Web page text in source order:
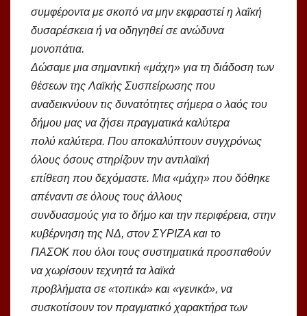
συμφέροντα με σκοπό να μην εκφραστεί η λαϊκή
δυσαρέσκεια ή να οδηγηθεί σε ανώδυνα
μονοπάτια.
Δώσαμε μια σημαντική «μάχη» για τη διάδοση των
θέσεων της Λαϊκής Συσπείρωσης που
αναδεικνύουν τις δυνατότητες σήμερα ο λαός του
δήμου μας να ζήσει πραγματικά καλύτερα
πολύ καλύτερα. Που αποκαλύπτουν συγχρόνως
όλους όσους στηρίζουν την αντιλαϊκή
επίθεση που δεχόμαστε. Μια «μάχη» που δόθηκε
απέναντι σε όλους τους άλλους
συνδυασμούς για το δήμο και την περιφέρεια, στην
κυβέρνηση της ΝΔ, στον ΣΥΡΙΖΑ και το
ΠΑΣΟΚ που όλοι τους συστηματικά προσπαθούν
να χωρίσουν τεχνητά τα λαϊκά
προβλήματα σε «τοπικά» και «γενικά», να
συσκοτίσουν τον πραγματικό χαρακτήρα των